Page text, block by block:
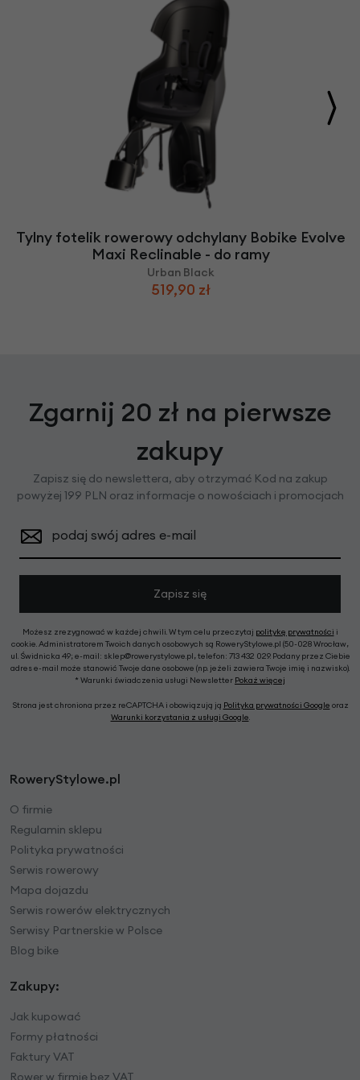
Tylny fotelik rowerowy odchylany Bobike Evolve
Maxi Reclinable - do ramy
Urban Black
519,90 zł
Zgarnij 20 zł na pierwsze
zakupy
Zapisz się do newslettera, aby otrzymać Kod na zakup
powyżej 199 PLN oraz informacje o nowościach i promocjach
podaj swój adres e-mail
Zapisz się
Możesz zrezygnować w każdej chwili. W tym celu przeczytaj politykę prywatności i
cookie. Administratorem Twoich danych osobowych są RoweryStylowe.pl (50-028 Wrocław,
ul. Świdnicka 49; e-mail: sklep@rowerystylowe.pl, telefon: 713 432 029. Podany przez Ciebie
adres e-mail może stanowić Twoje dane osobowe (np. jeżeli zawiera Twoje imię i nazwisko).
* Warunki świadczenia usługi Newsletter Pokaż więcej
Strona jest chroniona przez reCAPTCHA i obowiązują ją Polityka prywatności Google oraz
Warunki korzystania z usługi Google.
RoweryStylowe.pl
O firmie
Regulamin sklepu
Polityka prywatności
Serwis rowerowy
Mapa dojazdu
Serwis rowerów elektrycznych
Serwisy Partnerskie w Polsce
Blog bike
Zakupy:
Jak kupować
Formy płatności
Faktury VAT
Rower w firmie bez VAT